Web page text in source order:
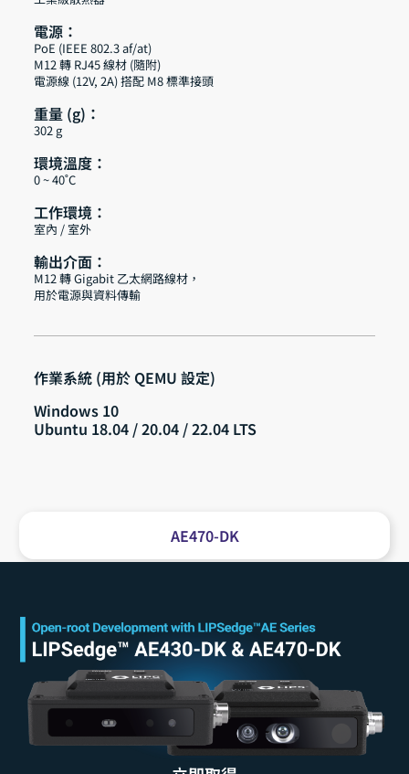
AE470-DK
電源：
PoE (IEEE 802.3 af/at)
M12 轉 RJ45 線材 (隨附)
電源線 (12V, 2A) 搭配 M8 標準接頭
重量 (g)：
302 g
環境溫度：
0 ~ 40˚C
工作環境：
室內 / 室外
輸出介面：
M12 轉 Gigabit 乙太網路線材，
用於電源與資料傳輸
作業系統 (用於 QEMU 設定)
Windows 10
Ubuntu 18.04 / 20.04 / 22.04 LTS